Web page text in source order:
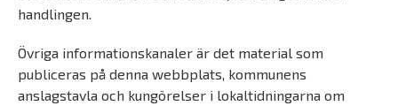
handlingen.
Övriga informationskanaler är det material som
publiceras på denna webbplats, kommunens
anslagstavla och kungörelser i lokaltidningarna om